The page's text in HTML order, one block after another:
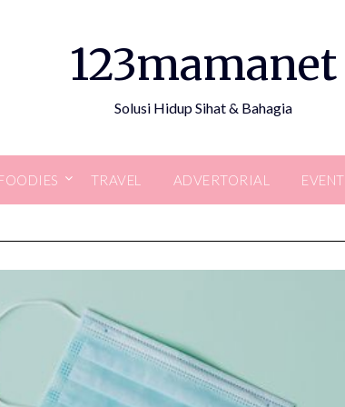
123mamanet
Solusi Hidup Sihat & Bahagia
TRAVEL ADVERTORIAL EVENT